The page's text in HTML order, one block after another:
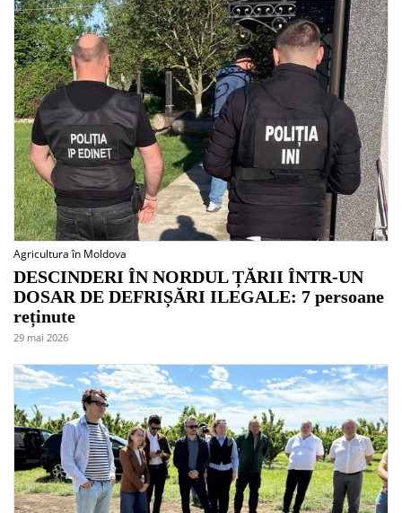
Agricultura în Moldova
DESCINDERI ÎN NORDUL ȚĂRII ÎNTR-UN
DOSAR DE DEFRIȘĂRI ILEGALE: 7 persoane
reținute
29 mai 2026